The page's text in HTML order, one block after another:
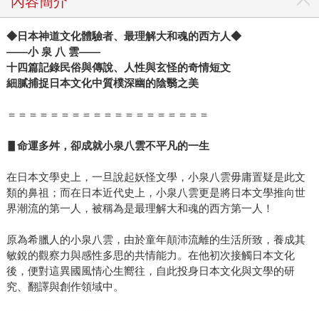
◆日本神道文化體驗者、最理解大和魂的西方人◆
——小 泉 八 雲——
十四篇記錄民俗與傳說、人性與玄怪的奇情短文
細膩捕捉日本文化中質樸深幽的陰翳之美
＝＝＝＝＝＝＝＝＝＝＝＝＝＝＝＝＝＝＝
▋命運多舛，卻成就小泉八雲不平凡的一生
在日本文學史上，一旦說起妖怪文學，小泉八雲毋庸置疑是此文
類的鼻祖；而在日本近代史上，小泉八雲更是將日本文學推向世
界潮流的第一人，被稱為是最理解大和魂的西方第一人！
原為希臘人的小泉八雲，由於童年顛沛流離的生活所致，養成其
敏銳的觀察力與感性多思的共情能力。在他初次接觸日本文化
後，便對這異國風情心生嚮往，自此投身日本文化與文學的研
究、翻譯與創作領域中。